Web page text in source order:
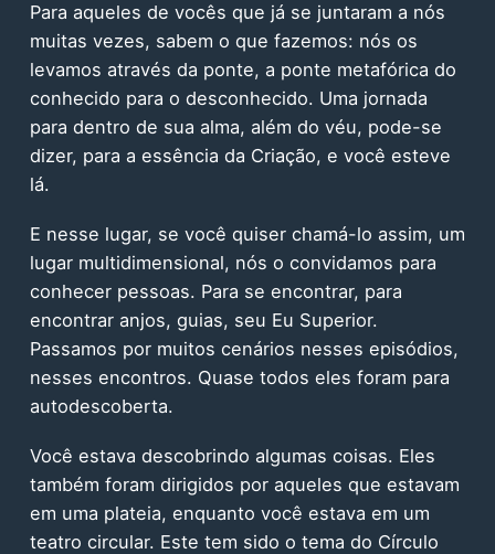
Para aqueles de vocês que já se juntaram a nós
muitas vezes, sabem o que fazemos: nós os
levamos através da ponte, a ponte metafórica do
conhecido para o desconhecido. Uma jornada
para dentro de sua alma, além do véu, pode-se
dizer, para a essência da Criação, e você esteve
lá.
E nesse lugar, se você quiser chamá-lo assim, um
lugar multidimensional, nós o convidamos para
conhecer pessoas. Para se encontrar, para
encontrar anjos, guias, seu Eu Superior.
Passamos por muitos cenários nesses episódios,
nesses encontros. Quase todos eles foram para
autodescoberta.
Você estava descobrindo algumas coisas. Eles
também foram dirigidos por aqueles que estavam
em uma plateia, enquanto você estava em um
teatro circular. Este tem sido o tema do Círculo